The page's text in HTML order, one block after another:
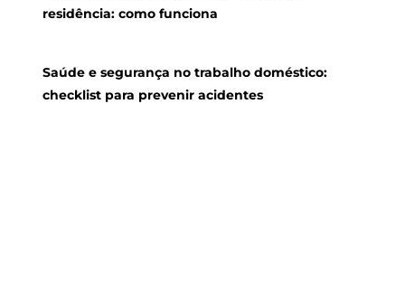
residência: como funciona
Saúde e segurança no trabalho doméstico:
checklist para prevenir acidentes